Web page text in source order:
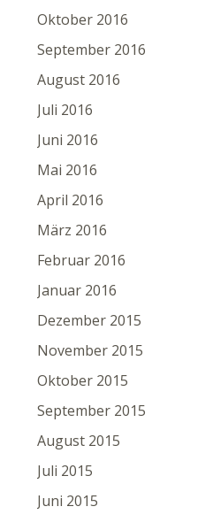
Oktober 2016
September 2016
August 2016
Juli 2016
Juni 2016
Mai 2016
April 2016
März 2016
Februar 2016
Januar 2016
Dezember 2015
November 2015
Oktober 2015
September 2015
August 2015
Juli 2015
Juni 2015